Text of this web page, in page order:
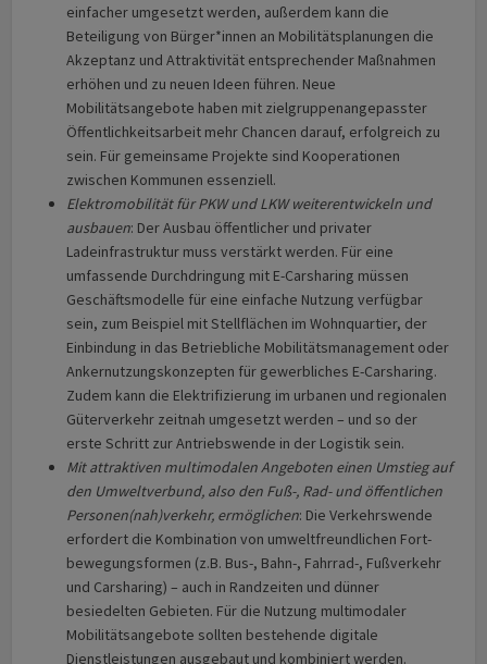
einfacher umgesetzt werden, außerdem kann die
Beteiligung von Bürger*innen an Mobilitätsplanungen die
Akzeptanz und Attraktivität entsprechender Maßnahmen
erhöhen und zu neuen Ideen führen. Neue
Mobilitätsangebote haben mit ziel­grup­pen­angepasster
Öffentlichkeitsarbeit mehr Chancen darauf, erfolgreich zu
sein. Für gemeinsame Projekte sind Kooperationen
zwischen Kommunen essenziell.
Elektromobilität für PKW und LKW weiterentwickeln und
ausbauen: Der Ausbau öffentlicher und privater
Ladeinfrastruktur muss verstärkt werden. Für eine
umfassende Durchdringung mit E-Carsharing müssen
Geschäftsmodelle für eine einfache Nutzung verfügbar
sein, zum Beispiel mit Stellflächen im Wohnquartier, der
Einbindung in das Betriebliche Mobilitätsmanagement oder
Ankernutzungskonzepten für gewerbliches E-Carsharing.
Zudem kann die Elektrifizierung im urbanen und regionalen
Güterverkehr zeitnah umgesetzt werden – und so der
erste Schritt zur Antriebswende in der Logistik sein.
Mit attraktiven multimodalen Angeboten einen Umstieg auf
den Umweltverbund, also den Fuß-, Rad- und öffentlichen
Personen(nah)­verkehr, ermöglichen: Die Verkehrs­wende
erfordert die Kombination von umwelt­freundlichen Fort­
bewegungs­formen (z.B. Bus-, Bahn-, Fahrrad-, Fußverkehr
und Carsharing) – auch in Randzeiten und dünner
besiedelten Gebieten. Für die Nutzung multimodaler
Mobilitätsangebote sollten bestehende digitale
Dienstleistungen ausgebaut und kombiniert werden.